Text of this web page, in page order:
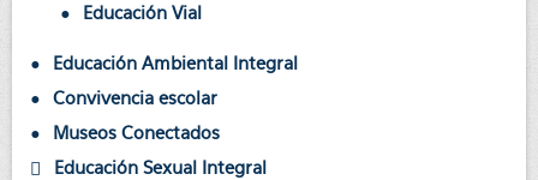
Educación Vial
Educación Ambiental Integral
Convivencia escolar
Museos Conectados
Educación Sexual Integral